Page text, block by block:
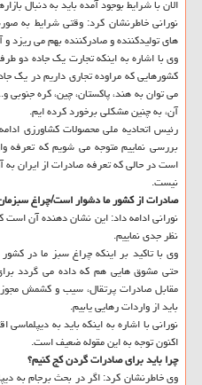
الان با شرایط بوجود آمده باید به دنبال
نورانی خاطرنشان كرد: وقتی شرایط به
های تولیدكننده و صادركننده بهم می ریزد
وی با اشاره به اینكه تجارت یك جاده دو
كشورهایی كه مراوده تجاری داریم در یك
می توان به هند، پاكستان، چین، كره
آن، به چنین مشكلی برخورد كرده ایم.
رئیس اتحادیه ملی محصولات كشاورزی
بررسی نماییم متوجه می شویم كه تعرفه
است در حالی كه تعرفه صادرات از ایران
نیست.
صادرات از كشور ما دشوار است/چراغ
نورانی ادامه داد: این نشان دهنده آن است
نظر جدی نماییم.
وی با تاكید بر اینكه چراغ سبز ما در
حتی مشوق هایی هم كه داده می گردد
مقابل صادرات پرتقال، سیب و كشمش
باید از واردات رهایی یابیم.
نورانی با اشاره به اینكه باید به
اكنون توجه به این مقوله ضعیف است.
چرا باید برای صادرات گردن كج كنیم؟
وی خاطرنشان كرد: اگر در بحث برجام به